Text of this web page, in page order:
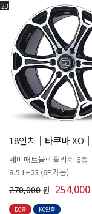
23
18인치│타쿠마
세미매트블랙폴리쉬 6홀
8.5J +23 (6P가능)
270,000 원 254,000
DC중 KC인증